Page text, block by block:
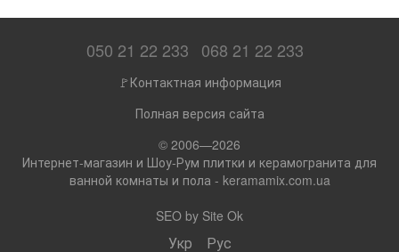
050 21 22 233 068 21 22 233
🚩Контактная информация
Полная версия сайта
© 2006—2026
Интернет-магазин и Шоу-Рум плитки и керамогранита для
ванной комнаты и пола - keramamix.com.ua
SEO by Site Ok
Укр Рус